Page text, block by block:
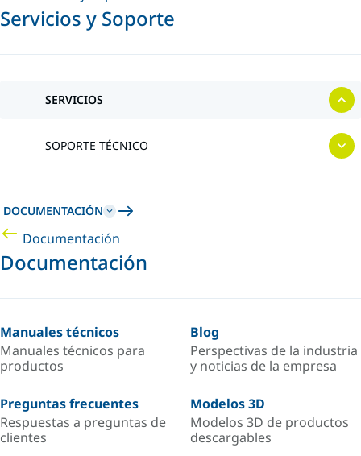
Servicios y Soporte
SERVICIOS
SOPORTE TÉCNICO
DOCUMENTACIÓN
Documentación
Documentación
Manuales técnicos
Manuales técnicos para
productos
Blog
Perspectivas de la industria
y noticias de la empresa
Preguntas frecuentes
Respuestas a preguntas de
clientes
Modelos 3D
Modelos 3D de productos
descargables